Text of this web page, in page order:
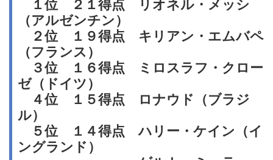
１位 ２１得点 リオネル・メッシ
（アルゼンチン）
２位 １９得点 キリアン・エムバペ
（フランス）
３位 １６得点 ミロスラフ・クロー
ゼ（ドイツ）
４位 １５得点 ロナウド（ブラジ
ル）
５位 １４得点 ハリー・ケイン（イ
ングランド）